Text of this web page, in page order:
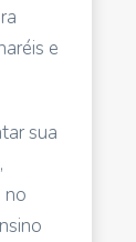
e
sua
,
no